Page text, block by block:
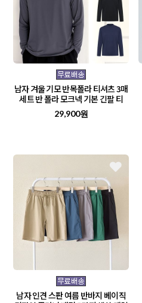
남자 겨울 기모 반목폴라 티셔츠 3매
세트 반 폴라 모크넥 기본 긴팔 티
29,900원
남자 인견 스판 여름 반바지 베이직